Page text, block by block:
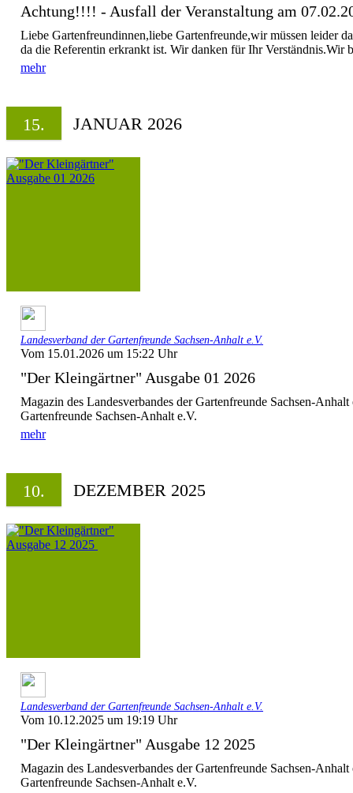
Achtung!!!! - Ausfall der Veranstaltung am
Liebe Gartenfreundinnen,liebe Gartenfreunde,wir müssen leider
da die Referentin erkrankt ist. Wir danken für Ihr Verständnis.Wir
mehr
15. JANUAR 2026
Landesverband der Gartenfreunde Sachsen-Anhalt e.V.
Vom 15.01.2026 um 15:22 Uhr
"Der Kleingärtner" Ausgabe 01 2026
Magazin des Landesverbandes der Gartenfreunde Sachsen-
Gartenfreunde Sachsen-Anhalt e.V.
mehr
10. DEZEMBER 2025
Landesverband der Gartenfreunde Sachsen-Anhalt e.V.
Vom 10.12.2025 um 19:19 Uhr
"Der Kleingärtner" Ausgabe 12 2025
Magazin des Landesverbandes der Gartenfreunde Sachsen-
Gartenfreunde Sachsen-Anhalt e.V.